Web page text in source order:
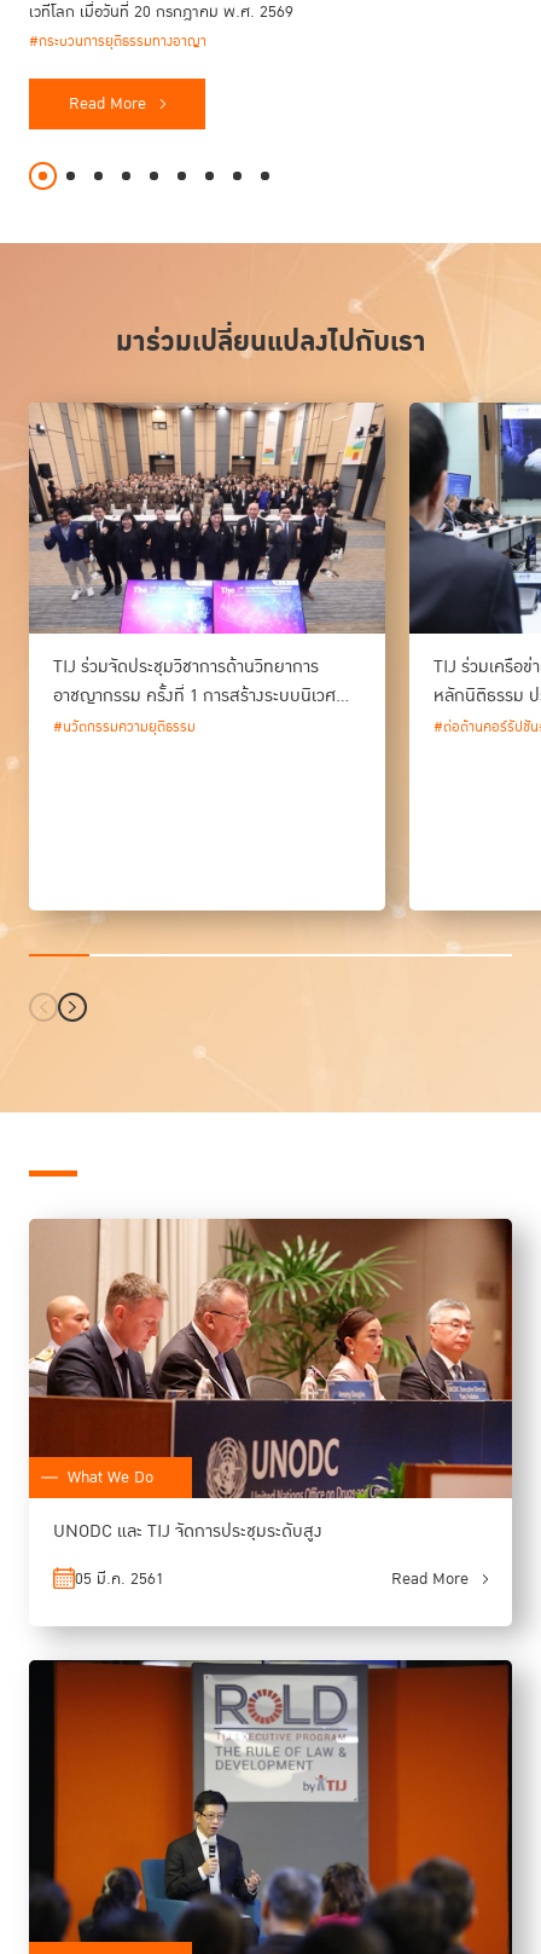
Read More
เวทีโลก เมื่อวันที่ 20 กรกฎาคม พ.ศ. 2569
#กระบวนการยุติธรรมทางอาญา
มาร่วมเปลี่ยนแปลงไปกับเรา
TIJ ร่วมจัดประชุมวิชาการด้านวิทยาการ
อาชญากรรม ครั้งที่ 1 การสร้างระบบนิเวศ
ด้านวิทยาการอาชญากรรม และนวัตกรรม
#นวัตกรรมความยุติธรรม
TIJ ร่วมเครือ
หลักนิติธรรม ป
#ต่อต้านคอร์รัปชัน
What We Do
UNODC และ TIJ จัดการประชุมระดับสูง
05 มี.ค. 2561 Read More